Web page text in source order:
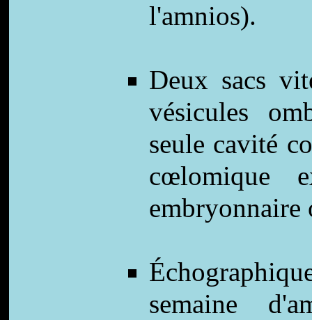
l'amnios).
Deux sacs
vésicules
seule cavité
cœlomique
embryonnaire
semaine